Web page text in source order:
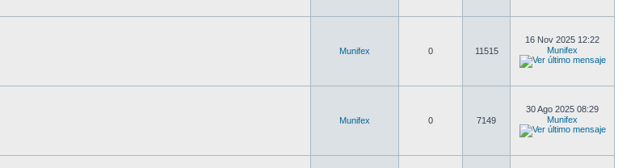
Munifex 0 11515
16 Nov 2025 12:22
Munifex
Munifex 0 7149
30 Ago 2025 08:29
Munifex